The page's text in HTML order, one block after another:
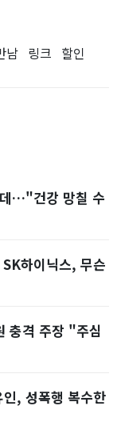
남 링크 할인
…"건강 망칠 수
하이닉스, 무슨
충격 주장 "주심
, 성폭행 복수한